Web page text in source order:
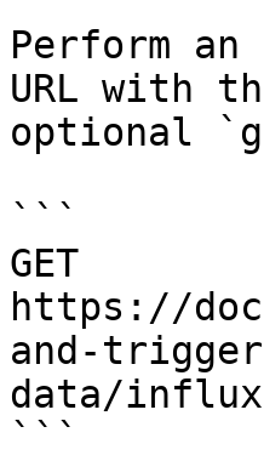
Perform an
URL with
optional
```
GET
https://
and-
data/
```